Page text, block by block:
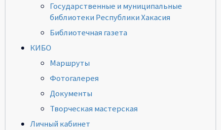
Государственные и муниципальные
библиотеки Республики Хакасия
Библиотечная газета
КИБО
Маршруты
Фотогалерея
Документы
Творческая мастерская
Личный кабинет